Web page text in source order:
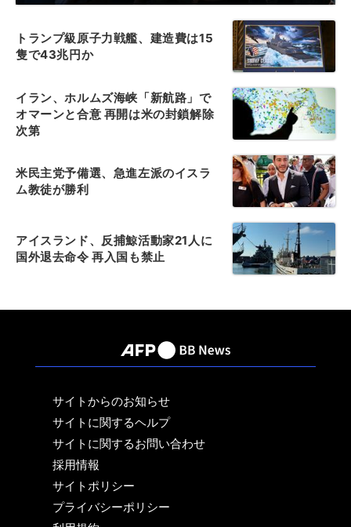
トランプ級原子力戦艦、建造費は15
隻で43兆円か
イラン、ホルムズ海峡「新航路」で
オマーンと合意 再開は米の封鎖解除
次第
米民主党予備選、急進左派のイスラ
ム教徒が勝利
アイスランド、反捕鯨活動家21人に
国外退去命令 再入国も禁止
サイトからのお知らせ
サイトに関するヘルプ
サイトに関するお問い合わせ
採用情報
サイトポリシー
プライバシーポリシー